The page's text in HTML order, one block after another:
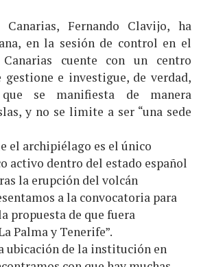
Fernando Clavijo, ha
en la sesión de control en el
cuente con un centro
gestione e investigue, de verdad,
se manifiesta de manera
y no se limite a ser “una sede
el archipiélago es el único
activo dentro del estado español
la erupción del volcán
a la convocatoria para
propuesta de que fuera
Palma y Tenerife”.
ubicación de la institución en